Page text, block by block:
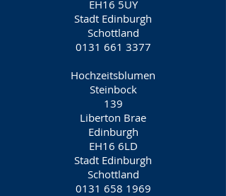
EH16 5UY
Stadt Edinburgh
Schottland
0131 661 3377
Hochzeitsblumen
Steinbock
139
Liberton Brae
Edinburgh
EH16 6LD
Stadt Edinburgh
Schottland
0131 658 1969